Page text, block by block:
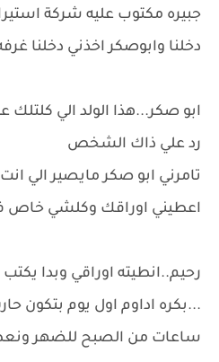
جبيره مكتوب عليه شركة
دخلنا وابوصكر اخذني دخلنا
ابو صكر...هذا الولد الي كلتلك
رد علي ذاك الشخص
تامرني ابو صكر مايصير الي
اعطيني اوراقك وكلشي خاص
رحيم..انطيته اوراقي وبدا
...بكره اداوم اول يوم
ساعات من الصبح للضهر